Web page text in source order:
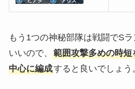
もう1つの神秘部隊は戦闘でS
いいので、 範囲攻撃多めの時
中心に編成すると良いでしょう